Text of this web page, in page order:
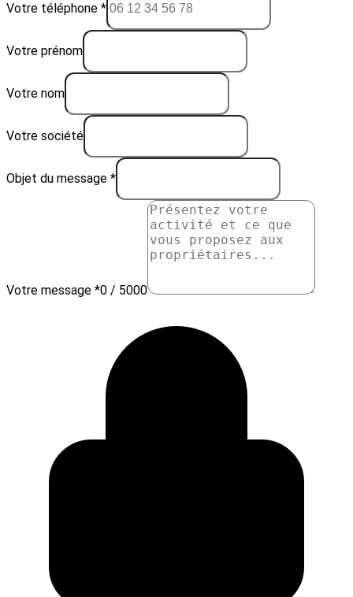
Votre téléphone *
Votre prénom
Votre nom
Votre société
Objet du message *
Votre message *0 / 5000